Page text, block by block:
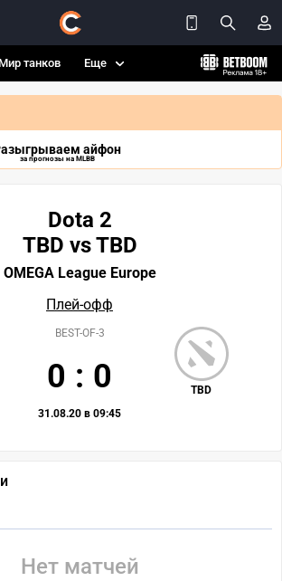
Мир танков Еще
айфон
за прогнозы на MLBB
Dota 2
TBD vs TBD
OMEGA League Europe
Плей-офф
TBD
BEST-OF-3
0 : 0
31.08.20 в 09:45
Нет матчей